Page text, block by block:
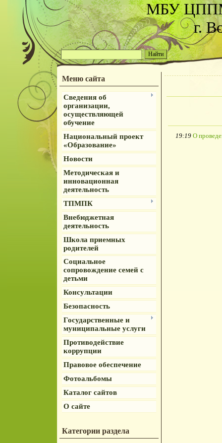
МБУ
г.
Меню сайта
Сведения об
организации,
осуществляющей
обучение
Национальный проект
«Образование»
Новости
Методическая и
инновационная
деятельность
ТПМПК
Внебюджетная
деятельность
Школа приемных
родителей
Социальное
сопровождение семей с
детьми
Консультации
Безопасность
Государственные и
муниципальные услуги
Противодействие
коррупции
Правовое обеспечение
Фотоальбомы
Каталог сайтов
О сайте
Категории раздела
19:19 О